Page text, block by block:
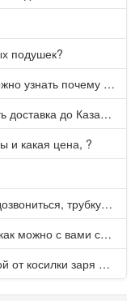
подушек?
Номер телефона действующий можно узнать почему номер неправельный
Здравствуйте, есть в продаже? Есть доставка до Казани?
и какая цена, ?
как к вам попасть на прием? Или дозвониться, трубку не берете.
Добрый день скажите пожалуйста как можно с вами связаться . Телефон не отвечает .Заказала кухню в тц Хороший есть претензии а менеджер контактов не дает .Что делать?
У Вас можно заказать вал шлицевой от косилки заря для мтз, который соединяет мотоблок с косилкой.?